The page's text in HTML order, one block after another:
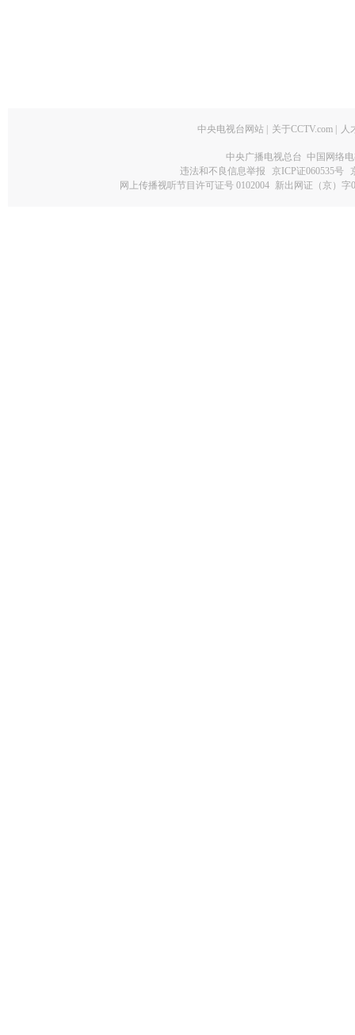
中央电视台网站 关于CCTV.com 人
中央广播电视总台 中国网络
违法和不良信息举报
京ICP证060535号
网上传播视听节目许可证号 0102004 新出网证（京）